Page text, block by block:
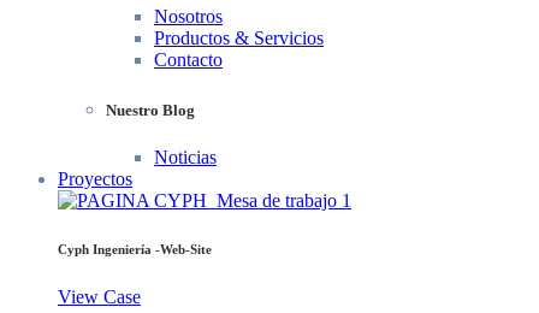
Nosotros
Productos & Servicios
Contacto
Nuestro Blog
Noticias
Proyectos
Cyph Ingeniería -Web-Site
View Case